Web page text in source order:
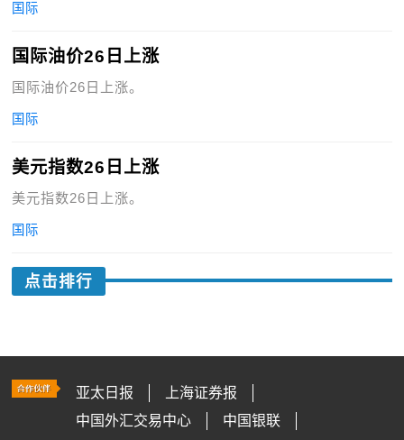
国际
国际油价26日上涨
国际油价26日上涨。
国际
美元指数26日上涨
美元指数26日上涨。
国际
点击排行
亚太日报
上海证券报
中国外汇交易中心
中国银联